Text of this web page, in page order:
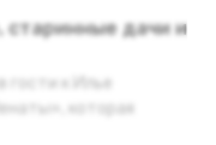
старинные дачи и
гости к Илье
которая